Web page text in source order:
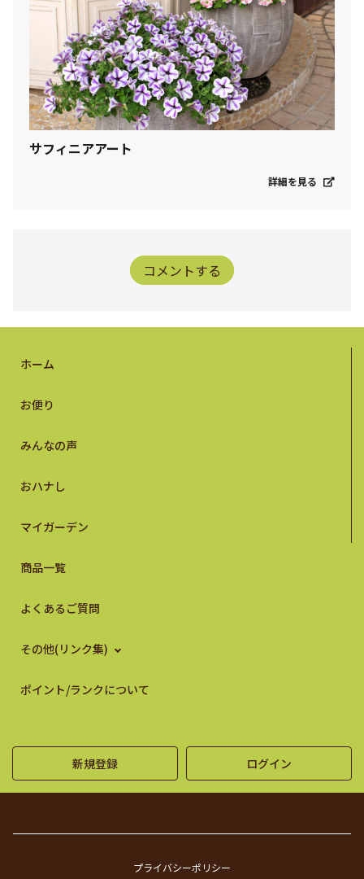
サフィニアアート
詳細を見る
コメントする
ホーム
お便り
みんなの声
おハナし
マイガーデン
商品一覧
よくあるご質問
その他(リンク集)
ポイント/ランクについて
新規登録 ログイン
プライバシーポリシー